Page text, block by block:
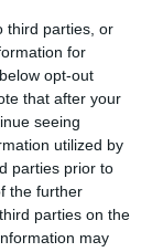
third parties, or
for
opt-out
that after your
seeing
utilized by
parties prior to
the further
parties on the
may